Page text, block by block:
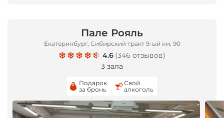
Пале Рояль
Екатеринбург, Сибирский тракт 9-ый км, 90
4.6 (346 отзывов)
3 зала
Подарок
за бронь
Свой
алкоголь